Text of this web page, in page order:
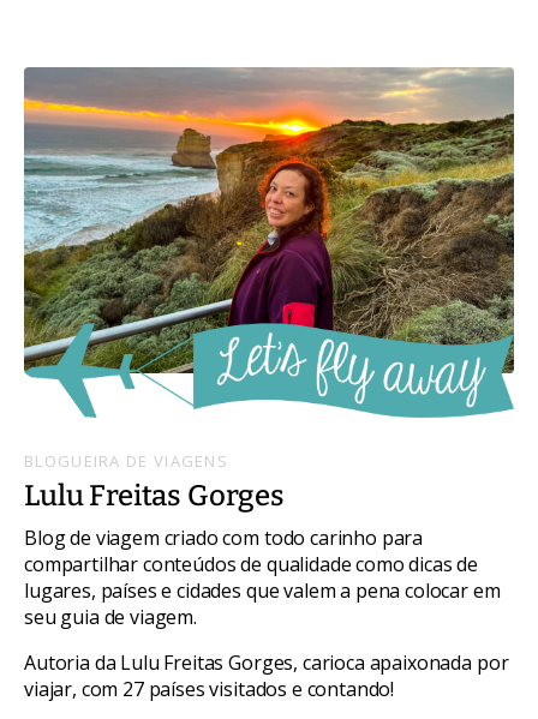
BLOGUEIRA DE VIAGENS
Lulu Freitas Gorges
Blog de viagem criado com todo carinho para
compartilhar conteúdos de qualidade como dicas de
lugares, países e cidades que valem a pena colocar em
seu guia de viagem.
Autoria da Lulu Freitas Gorges, carioca apaixonada por
viajar, com 27 países visitados e contando!